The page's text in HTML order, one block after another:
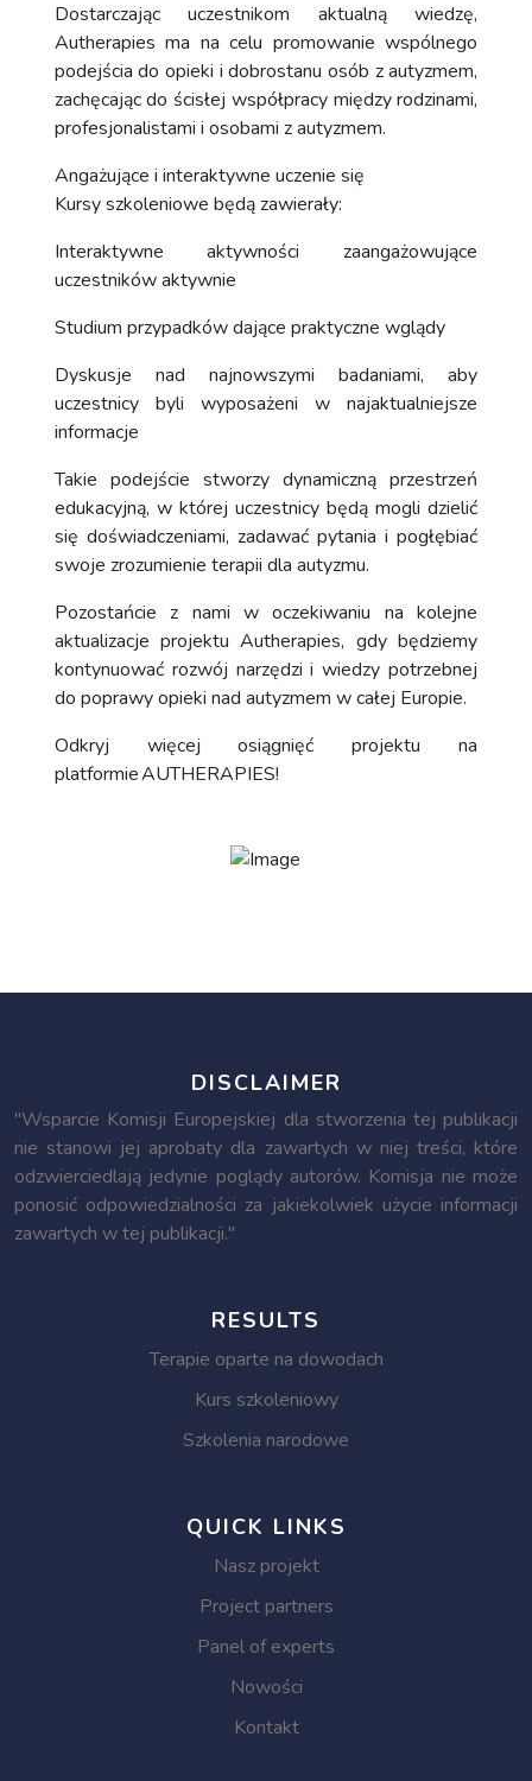
Dostarczając uczestnikom aktualną wiedzę,
Autherapies ma na celu promowanie wspólnego
podejścia do opieki i dobrostanu osób z autyzmem,
zachęcając do ścisłej współpracy między rodzinami,
profesjonalistami i osobami z autyzmem.
Angażujące i interaktywne uczenie się
Kursy szkoleniowe będą zawierały:
Interaktywne aktywności zaangażowujące
uczestników aktywnie
Studium przypadków dające praktyczne wglądy
Dyskusje nad najnowszymi badaniami, aby
uczestnicy byli wyposażeni w najaktualniejsze
informacje
Takie podejście stworzy dynamiczną przestrzeń
edukacyjną, w której uczestnicy będą mogli dzielić
się doświadczeniami, zadawać pytania i pogłębiać
swoje zrozumienie terapii dla autyzmu.
Pozostańcie z nami w oczekiwaniu na kolejne
aktualizacje projektu Autherapies, gdy będziemy
kontynuować rozwój narzędzi i wiedzy potrzebnej
do poprawy opieki nad autyzmem w całej Europie.
Odkryj więcej osiągnięć projektu na
platformie AUTHERAPIES!
DISCLAIMER
"Wsparcie Komisji Europejskiej dla stworzenia tej publikacji
nie stanowi jej aprobaty dla zawartych w niej treści, które
odzwierciedlają jedynie poglądy autorów. Komisja nie może
ponosić odpowiedzialności za jakiekolwiek użycie informacji
zawartych w tej publikacji."
RESULTS
Terapie oparte na dowodach
Kurs szkoleniowy
Szkolenia narodowe
QUICK LINKS
Nasz projekt
Project partners
Panel of experts
Nowości
Kontakt